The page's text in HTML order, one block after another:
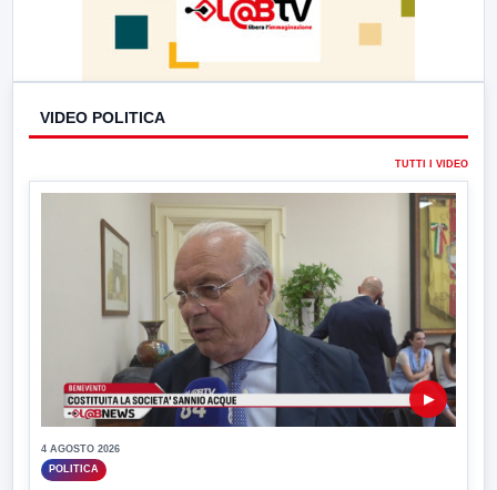
VIDEO POLITICA
TUTTI I VIDEO
▶
4 AGOSTO 2026
POLITICA